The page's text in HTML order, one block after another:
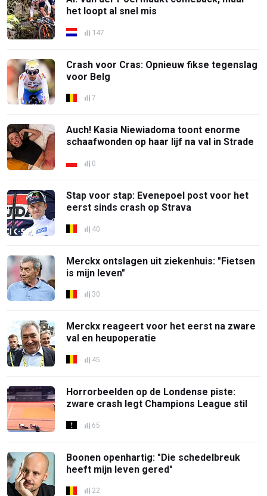
het loopt al snel mis
147
Crash voor Cras: Opnieuw fikse tegenslag
voor Belg
7
Auch! Kasia Niewiadoma toont enorme
schaafwonden op haar lijf na val in Strade
0
Stap voor stap: Evenepoel post voor het
eerst sinds crash op Strava
40
Merckx ontslagen uit ziekenhuis: "Fietsen
is mijn leven"
30
Merckx reageert voor het eerst na zware
val en heupoperatie
45
Horrorbeelden op de Londense piste:
zware crash legt Champions League stil
65
Boonen openhartig: "Die schedelbreuk
heeft mijn leven gered"
22